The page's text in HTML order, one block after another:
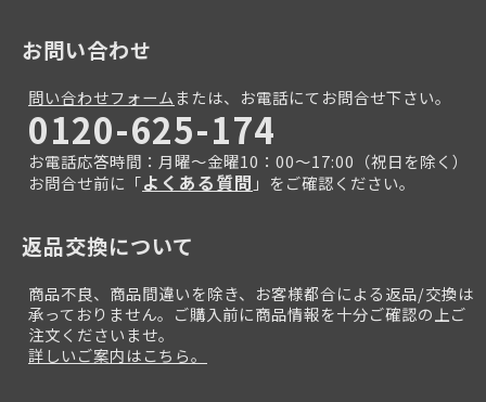
お問い合わせ
問い合わせフォームまたは、お電話にてお問合せ下さい。
0120-625-174
お電話応答時間：月曜～金曜10：00～17:00（祝日を除く）
お問合せ前に「よくある質問 」をご確認ください。
返品交換について
商品不良、商品間違いを除き、お客様都合による返品/交換は
承っておりません。ご購入前に商品情報を十分ご確認の上ご
注文くださいませ。
詳しいご案内はこちら。